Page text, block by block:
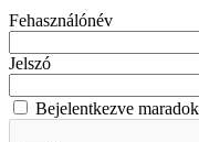
Fehasználónév
Jelszó
Bejelentkezve maradok